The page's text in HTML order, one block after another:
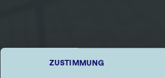
ZUSTIMMUNG